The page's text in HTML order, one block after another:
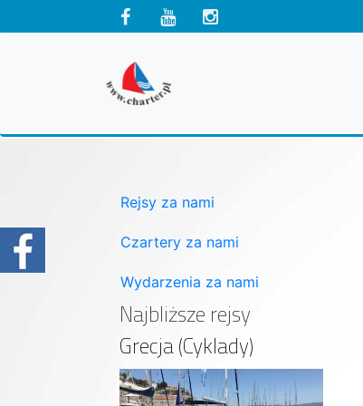
Rejsy za nami
Czartery za nami
Wydarzenia za nami
Najbliższe rejsy
Grecja (Cyklady)